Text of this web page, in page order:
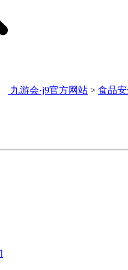
九游会·j9官方网站 > 食品